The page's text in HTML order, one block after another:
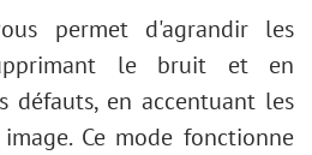
permet d'agrandir les
le bruit et en
défauts, en accentuant les
Ce mode fonctionne